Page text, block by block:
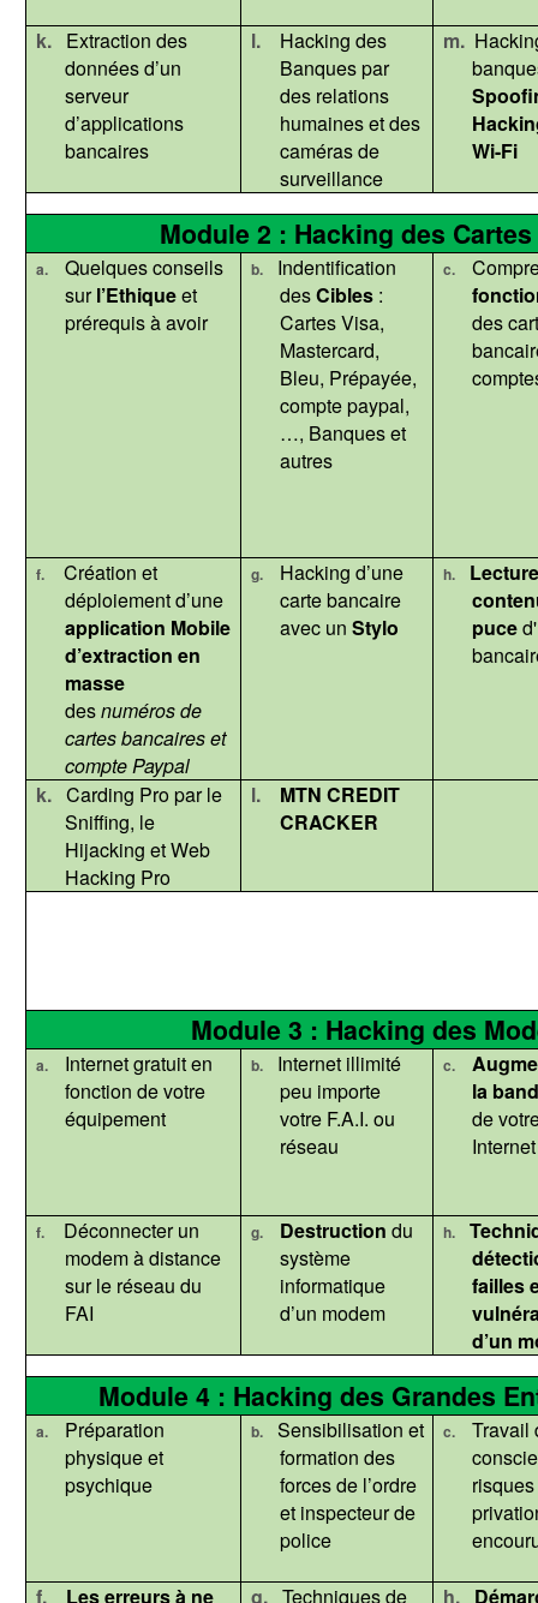
k. Extraction des
données d’un
serveur
d’applications
bancaires
l.
Hacking des
Banques par
des relations
humaines et des
caméras de
surveillance
m.
Wi-Fi
Module 2 : Hacking des
a.
Quelques conseils
surl’Ethiqueet
prérequis à avoir
b.
Indentification
desCibles:
Cartes Visa,
Mastercard,
Bleu, Prépayée,
comptepaypal,
…, Banques et
autres
c.
des
f.
Création et
déploiement d’une
application Mobile
d’extraction en
masse
desnuméros de
cartes bancaires et
comptePaypal
g.
Hacking d’une
carte bancaire
avec un Stylo
h.
puce
k. Carding Pro par le
Sniffing, le
Hijacking et Web
Hacking Pro
l.
MTN CREDIT
CRACKER
Module 3 : Hacking des
a.
Internet gratuit en
fonction de votre
équipement
b.
Internet illimité
peu importe
votre F.A.I. ou
réseau
c.
la
de
Internet
f.
Déconnecter un
modem à distance
sur le réseau du
FAI
g. Destruction du
système
informatique
d’un modem
h.
failles
d’un
Module 4 : Hacking des Grandes
a.
Préparation
physique et
psychique
b.
Sensibilisation et
formation des
forces de l’ordre
et inspecteur de
police
c.
Travail
f. Les erreurs à ne g. Techniques de h.